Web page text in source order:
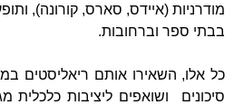
מודרניות (איידס, סארס, קורונה),
בבתי ספר וברחובות.
כל אלו, השאירו אותם ריאליסטים
סיכונים ושואפים ליציבות כלכלית